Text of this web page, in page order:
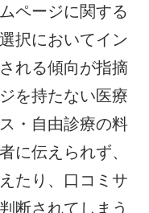
ページに関する
択においてイン
れる傾向が指摘
を持たない医療
・自由診療の料
に伝えられず、
たり、口コミサ
断されてしまう